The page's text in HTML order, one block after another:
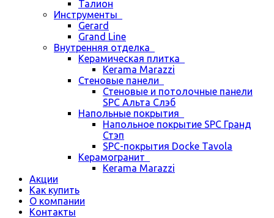
Талион
Инструменты
Gerard
Grand Line
Внутренняя отделка
Керамическая плитка
Kerama Marazzi
Стеновые панели
Стеновые и потолочные панели
SPC Альта Слэб
Напольные покрытия
Напольное покрытие SPC Гранд
Стэп
SPC-покрытия Docke Tavola
Керамогранит
Kerama Marazzi
Акции
Как купить
О компании
Контакты